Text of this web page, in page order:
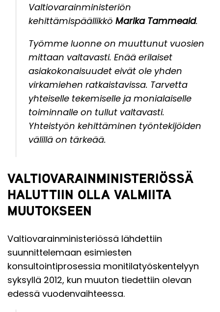
Valtiovarainministeriön
kehittämispäällikkö Marika Tammeaid.
Työmme luonne on muuttunut vuosien
mittaan valtavasti. Enää erilaiset
asiakokonaisuudet eivät ole yhden
virkamiehen ratkaistavissa. Tarvetta
yhteiselle tekemiselle ja monialaiselle
toiminnalle on tullut valtavasti.
Yhteistyön kehittäminen työntekijöiden
välillä on tärkeää.
VALTIOVARAINMINISTERIÖSSÄ
HALUTTIIN OLLA VALMIITA
MUUTOKSEEN
Valtiovarainministeriössä lähdettiin
suunnittelemaan esimiesten
konsultointiprosessia monitilatyöskentelyyn
syksyllä 2012, kun muuton tiedettiin olevan
edessä vuodenvaihteessa.